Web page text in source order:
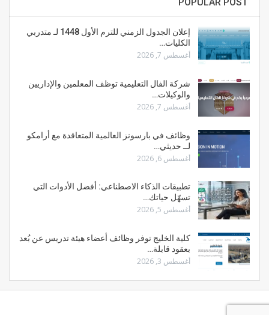
POPULAR POST
إعلان الجدول الزمني للترم الأول 1448 لـ متدربي
الكليات…
أغسطس 7, 2026
شركة الفال التعليمية توظف المعلمين والإداريين
والوكيلات…
أغسطس 7, 2026
وظائف في بارسونز العالمية المتعاقدة مع أرامكو
لــ حديثي…
أغسطس 6, 2026
تطبيقات الذكاء الاصطناعي: أفضل الأدوات التي
تسهّل حياتك…
أغسطس 5, 2026
كلية الخليج توفر وظائف أعضاء هيئة تدريس عن بُعد
بعقود قابلة…
أغسطس 3, 2026